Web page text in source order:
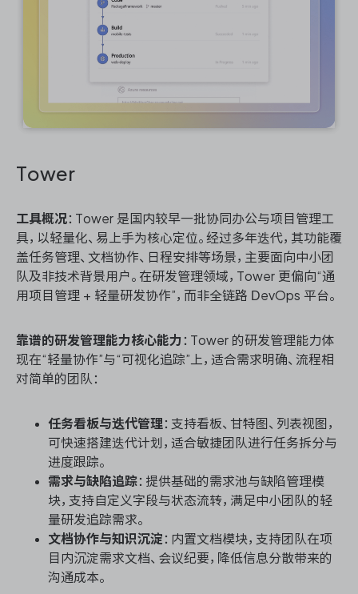
Tower
工具概况：Tower 是国内较早一批协同办公与项目管理工
具，以轻量化、易上手为核心定位。经过多年迭代，其功能覆
盖任务管理、文档协作、日程安排等场景，主要面向中小团
队及非技术背景用户。在研发管理领域，Tower 更偏向“通
用项目管理 + 轻量研发协作”，而非全链路 DevOps 平台。
靠谱的研发管理能力核心能力 ：Tower 的研发管理能力体
现在“轻量协作”与“可视化追踪”上，适合需求明确、流程相
对简单的团队：
任务看板与迭代管理：支持看板、甘特图、列表视图，
可快速搭建迭代计划，适合敏捷团队进行任务拆分与
进度跟踪。
需求与缺陷追踪：提供基础的需求池与缺陷管理模
块，支持自定义字段与状态流转，满足中小团队的轻
量研发追踪需求。
文档协作与知识沉淀 ：内置文档模块，支持团队在项
目内沉淀需求文档、会议纪要，降低信息分散带来的
沟通成本。